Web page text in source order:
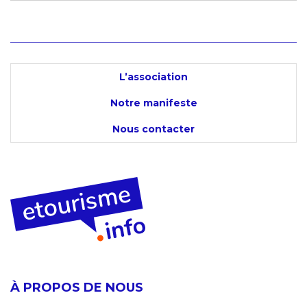
L’association
Notre manifeste
Nous contacter
À PROPOS DE NOUS